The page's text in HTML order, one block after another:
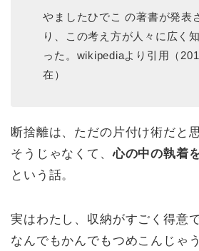
やましたひでこ の著書が発表
り、この考え方が人々に広く
った。wikipediaより引用（
在）
断捨離は、ただの片付け術だと
そうじゃなくて、心の中の執着
という話。
実はわたし、収納がすごく得意で
なんでもかんでもつめこんじゃ